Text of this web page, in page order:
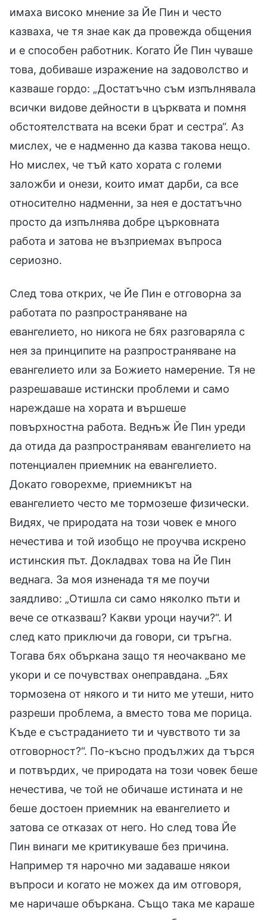
имаха високо мнение за Йе Пин и често
казваха, че тя знае как да провежда общения
и е способен работник. Когато Йе Пин чуваше
това, добиваше изражение на задоволство и
казваше гордо: „Достатъчно съм изпълнявала
всички видове дейности в църквата и помня
обстоятелствата на всеки брат и сестра“. Аз
мислех, че е надменно да казва такова нещо.
Но мислех, че тъй като хората с големи
заложби и онези, които имат дарби, са все
относително надменни, за нея е достатъчно
просто да изпълнява добре църковната
работа и затова не възприемах въпроса
сериозно.
След това открих, че Йе Пин е отговорна за
работата по разпространяване на
евангелието, но никога не бях разговаряла с
нея за принципите на разпространяване на
евангелието или за Божието намерение. Тя не
разрешаваше истински проблеми и само
нареждаше на хората и вършеше
повърхностна работа. Веднъж Йе Пин уреди
да отида да разпространявам евангелието на
потенциален приемник на евангелието.
Докато говорехме, приемникът на
евангелието често ме тормозеше физически.
Видях, че природата на този човек е много
нечестива и той изобщо не проучва искрено
истинския път. Докладвах това на Йе Пин
веднага. За моя изненада тя ме поучи
заядливо: „Отишла си само няколко пъти и
вече се отказваш? Какви уроци научи?“. И
след като приключи да говори, си тръгна.
Тогава бях объркана защо тя неочаквано ме
укори и се почувствах онеправдана. „Бях
тормозена от някого и ти нито ме утеши, нито
разреши проблема, а вместо това ме порица.
Къде е състраданието ти и чувството ти за
отговорност?“. По-късно продължих да търся
и потвърдих, че природата на този човек беше
нечестива, че той не обичаше истината и не
беше достоен приемник на евангелието и
затова се отказах от него. Но след това Йе
Пин винаги ме критикуваше без причина.
Например тя нарочно ми задаваше някои
въпроси и когато не можех да им отговоря,
ме наричаше объркана. Също така ме караше